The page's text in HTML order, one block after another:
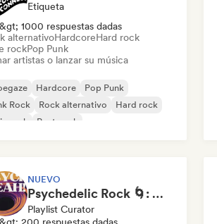
Etiqueta
&gt; 1000 respuestas dadas
alternativoHardcoreHard rock
rockPop Punk
artistas o lanzar su música
Hardcore
Pop Punk
Rock
Rock alternativo
Hard rock
rock
Post punk
NUEVO
Psychedelic Rock 🌀: Modern Psych & Turkish Vibes
Playlist Curator